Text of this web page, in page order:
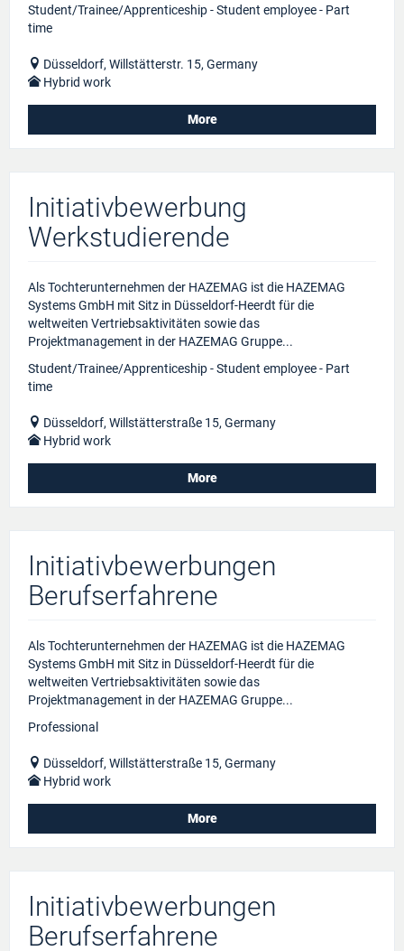
Student/Trainee/Apprenticeship - Student employee - Part
time
Düsseldorf, Willstätterstr. 15, Germany
Hybrid work
More
Initiativbewerbung
Werkstudierende
Als Tochterunternehmen der HAZEMAG ist die HAZEMAG
Systems GmbH mit Sitz in Düsseldorf-Heerdt für die
weltweiten Vertriebsaktivitäten sowie das
Projektmanagement in der HAZEMAG Gruppe...
Student/Trainee/Apprenticeship - Student employee - Part
time
Düsseldorf, Willstätterstraße 15, Germany
Hybrid work
More
Initiativbewerbungen
Berufserfahrene
Als Tochterunternehmen der HAZEMAG ist die HAZEMAG
Systems GmbH mit Sitz in Düsseldorf-Heerdt für die
weltweiten Vertriebsaktivitäten sowie das
Projektmanagement in der HAZEMAG Gruppe...
Professional
Düsseldorf, Willstätterstraße 15, Germany
Hybrid work
More
Initiativbewerbungen
Berufserfahrene